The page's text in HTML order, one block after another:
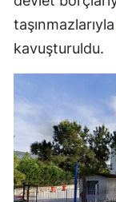
taşınmazlarıyla
kavuşturuldu.